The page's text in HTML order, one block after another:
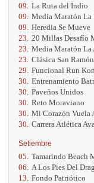
09. La Ruta del Indio
09. Media Maratón La
09. Heredia Se Mueve
23. 20 Millas Desafío
23. Media Maratón La
23. Clásica San Ramón
29. Funcional Run
30. Entrenamiento
30. Paveños Unidos
30. Reto Moraviano
30. Mi Corazón Vuela
30. Carrera Atlética
Setiembre
05. Tamarindo Beach
06.
A Los Pies Del
13. Fondo Patriótico